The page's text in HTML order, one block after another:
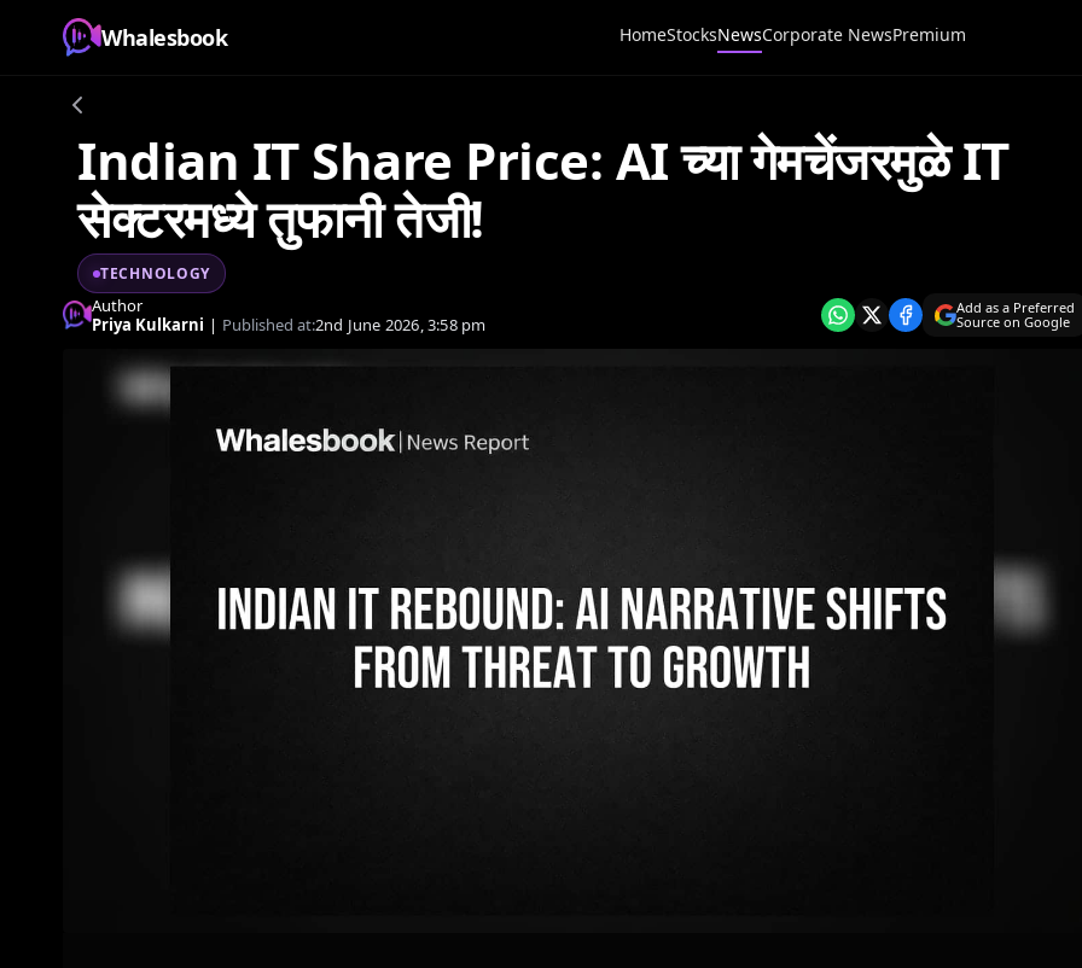
Whalesbook HomeStocksNewsCorporate NewsPremium
Indian IT Share Price: AI च्या गेमचेंजरमुळे IT
सेक्टरमध्ये तुफानी तेजी!
TECHNOLOGY
Author
Priya Kulkarni | Published at:2nd June 2026, 3:58 pm
Add as a Preferred
Source on Google